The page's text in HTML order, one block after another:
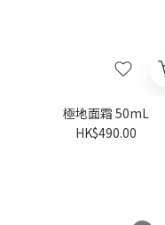
極地面霜 50mL
HK$490.00